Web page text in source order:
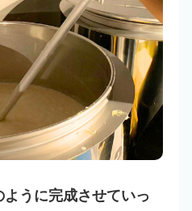
うに完成させていっ